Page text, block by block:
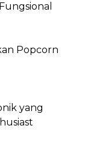
Popcorn
yang